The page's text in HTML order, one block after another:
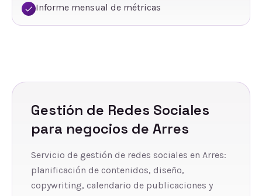
Informe mensual de métricas
Gestión de Redes Sociales
para negocios de Arres
Servicio de gestión de redes sociales en Arres:
planificación de contenidos, diseño,
copywriting, calendario de publicaciones y